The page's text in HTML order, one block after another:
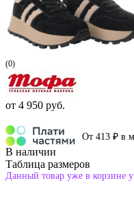
(0)
от 4 950 руб.
От 413 ₽ в
В наличии
Таблица размеров
Данный товар уже в корзине у